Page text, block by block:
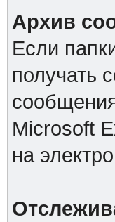
Архив
Если
получать
Microsoft
на